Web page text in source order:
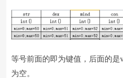
等号前面的即为键值，后面的是
为空。